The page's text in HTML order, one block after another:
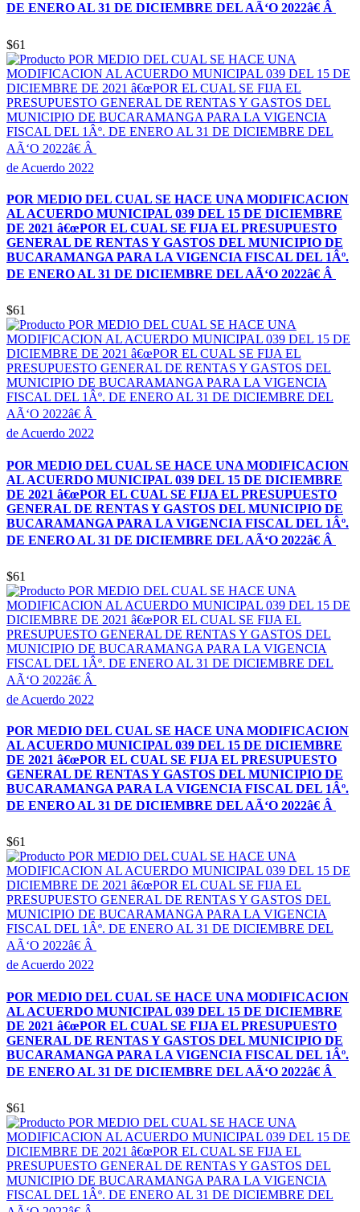
DE ENERO AL 31 DE DICIEMBRE DEL AÃ‘O 2022â€ Â
$61
de Acuerdo 2022
POR MEDIO DEL CUAL SE HACE UNA MODIFICACION
AL ACUERDO MUNICIPAL 039 DEL 15 DE DICIEMBRE
DE 2021 â€œPOR EL CUAL SE FIJA EL PRESUPUESTO
GENERAL DE RENTAS Y GASTOS DEL MUNICIPIO DE
BUCARAMANGA PARA LA VIGENCIA FISCAL DEL 1Âº.
DE ENERO AL 31 DE DICIEMBRE DEL AÃ‘O 2022â€ Â
$61
de Acuerdo 2022
POR MEDIO DEL CUAL SE HACE UNA MODIFICACION
AL ACUERDO MUNICIPAL 039 DEL 15 DE DICIEMBRE
DE 2021 â€œPOR EL CUAL SE FIJA EL PRESUPUESTO
GENERAL DE RENTAS Y GASTOS DEL MUNICIPIO DE
BUCARAMANGA PARA LA VIGENCIA FISCAL DEL 1Âº.
DE ENERO AL 31 DE DICIEMBRE DEL AÃ‘O 2022â€ Â
$61
de Acuerdo 2022
POR MEDIO DEL CUAL SE HACE UNA MODIFICACION
AL ACUERDO MUNICIPAL 039 DEL 15 DE DICIEMBRE
DE 2021 â€œPOR EL CUAL SE FIJA EL PRESUPUESTO
GENERAL DE RENTAS Y GASTOS DEL MUNICIPIO DE
BUCARAMANGA PARA LA VIGENCIA FISCAL DEL 1Âº.
DE ENERO AL 31 DE DICIEMBRE DEL AÃ‘O 2022â€ Â
$61
de Acuerdo 2022
POR MEDIO DEL CUAL SE HACE UNA MODIFICACION
AL ACUERDO MUNICIPAL 039 DEL 15 DE DICIEMBRE
DE 2021 â€œPOR EL CUAL SE FIJA EL PRESUPUESTO
GENERAL DE RENTAS Y GASTOS DEL MUNICIPIO DE
BUCARAMANGA PARA LA VIGENCIA FISCAL DEL 1Âº.
DE ENERO AL 31 DE DICIEMBRE DEL AÃ‘O 2022â€ Â
$61